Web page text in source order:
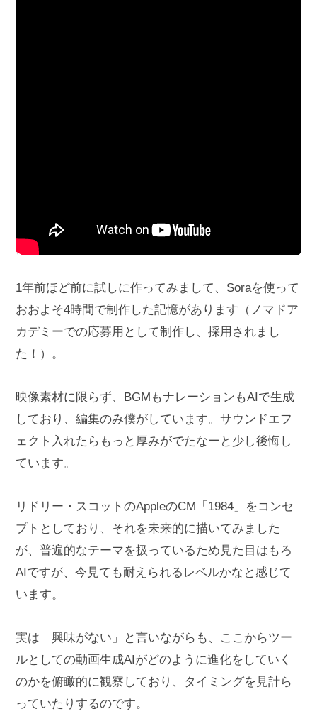
1年前ほど前に試しに作ってみまして、Soraを使って
おおよそ4時間で制作した記憶があります（ノマドア
カデミーでの応募用として制作し、採用されまし
た！）。
映像素材に限らず、BGMもナレーションもAIで生成
しており、編集のみ僕がしています。サウンドエフ
ェクト入れたらもっと厚みがでたなーと少し後悔し
ています。
リドリー・スコットのAppleのCM「1984」をコンセ
プトとしており、それを未来的に描いてみました
が、普遍的なテーマを扱っているため見た目はもろ
AIですが、今見ても耐えられるレベルかなと感じて
います。
実は「興味がない」と言いながらも、ここからツー
ルとしての動画生成AIがどのように進化をしていく
のかを俯瞰的に観察しており、タイミングを見計ら
っていたりするのです。